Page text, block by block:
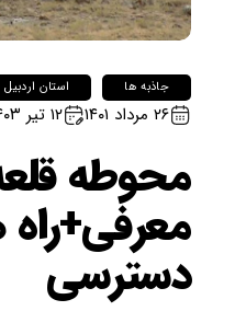
جاذبه ها استان اردبیل
۲۶ مرداد ۱۴۰۱ ۱۲ تیر ۱۴۰۳
محوطه‌
دسترسی